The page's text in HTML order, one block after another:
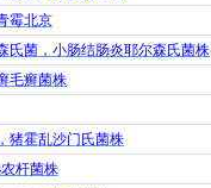
霉北京
氏菌，小肠结肠炎耶尔森氏菌株
毛癣菌株
猪霍乱沙门氏菌株
农杆菌株